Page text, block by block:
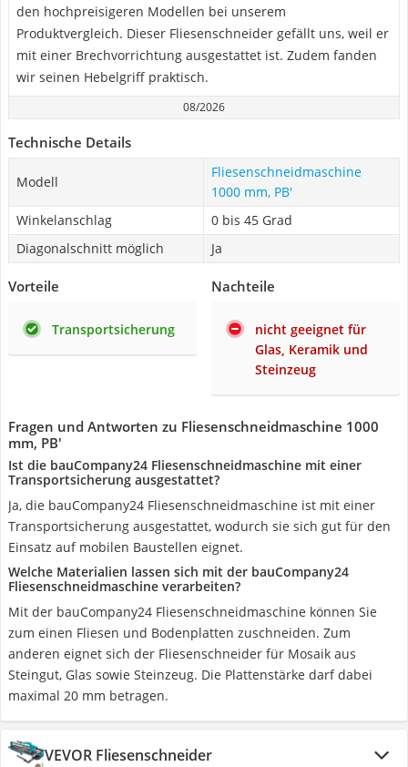
den hochpreisigeren Modellen bei unserem
Produktvergleich. Dieser Fliesenschneider gefällt uns, weil er
mit einer Brechvorrichtung ausgestattet ist. Zudem fanden
wir seinen Hebelgriff praktisch.
08/2026
Technische Details
Modell
Fliesenschneidmaschine
1000 mm, PB'
Winkelanschlag
0 bis 45 Grad
Diagonalschnitt möglich
Ja
Vorteile
Transportsicherung
Nachteile
nicht geeignet für
Glas, Keramik und
Steinzeug
Fragen und Antworten zu Fliesenschneidmaschine 1000
mm, PB'
Ist die ‎bauCompany24 Fliesenschneidmaschine mit einer
Transportsicherung ausgestattet?
Ja, die ‎bauCompany24 Fliesenschneidmaschine ist mit einer
Transportsicherung ausgestattet, wodurch sie sich gut für den
Einsatz auf mobilen Baustellen eignet.
Welche Materialien lassen sich mit der ‎bauCompany24
Fliesenschneidmaschine verarbeiten?
Mit der bauCompany24 Fliesenschneidmaschine können Sie
zum einen Fliesen und Bodenplatten zuschneiden. Zum
anderen eignet sich der Fliesenschneider für Mosaik aus
Steingut, Glas sowie Steinzeug. Die Plattenstärke darf dabei
maximal 20 mm betragen.
VEVOR Fliesenschneider